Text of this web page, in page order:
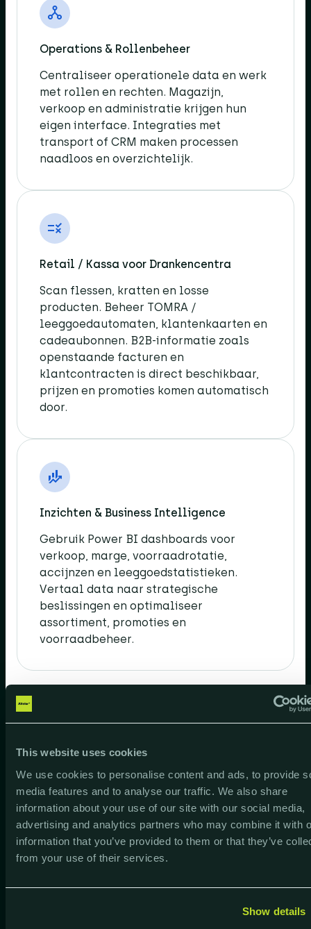
This website uses cookies
We use cookies to personalise content and ads, to provide
media features and to analyse our traffic. We also share
information about your use of our site with our social media,
advertising and analytics partners who may combine it with
information that you’ve provided to them or that they’ve
from your use of their services.
Show details
Operations & Rollenbeheer​
Centraliseer operationele data en werk
met rollen en rechten. Magazijn,
verkoop en administratie krijgen hun
eigen interface. Integraties met
transport of CRM maken processen
naadloos en overzichtelijk.​
Retail / Kassa voor Drankencentra​
Scan flessen, kratten en losse
producten. Beheer TOMRA /
leeggoedautomaten, klantenkaarten en
cadeaubonnen. B2B-informatie zoals
openstaande facturen en
klantcontracten is direct beschikbaar,
prijzen en promoties komen automatisch
door.​
Inzichten & Business Intelligence​
Gebruik Power BI dashboards voor
verkoop, marge, voorraadrotatie,
accijnzen en leeggoedstatistieken.
Vertaal data naar strategische
beslissingen en optimaliseer
assortiment, promoties en
voorraadbeheer.​
Alistar begeleidt je als
Business Central-partner​